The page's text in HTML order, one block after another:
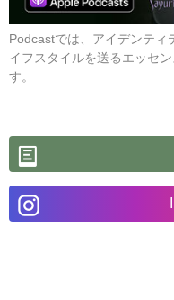
Podcastでは、アイデンティ
イフスタイルを送るエッセ
す。